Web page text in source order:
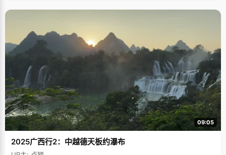
09:05
2025广西行2：中越德天板约瀑布